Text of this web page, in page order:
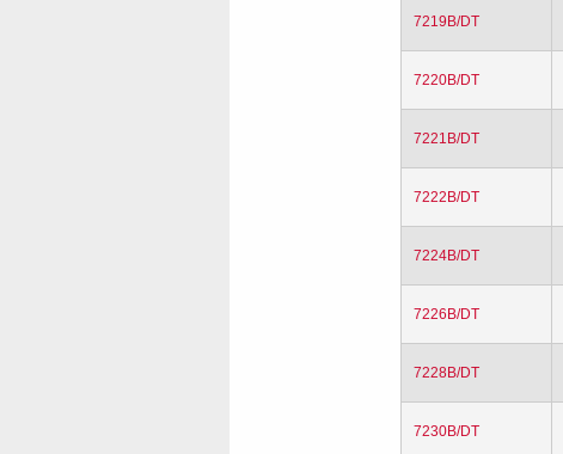
7219B/DT
7220B/DT
7221B/DT
7222B/DT
7224B/DT
7226B/DT
7228B/DT
7230B/DT